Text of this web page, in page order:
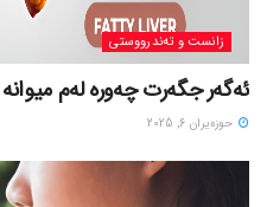
زانست و تەندرووستی
ئەگەر جگەرت چەورە لەم
حوزه‌یران 6, 2025